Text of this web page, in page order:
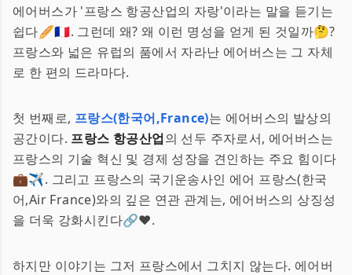
에어버스가 '프랑스 항공산업의 자랑'이라는 말을 듣기는
쉽다🥖🇫🇷. 그런데 왜? 왜 이런 명성을 얻게 된 것일까🤔?
프랑스와 넓은 유럽의 품에서 자라난 에어버스는 그 자체
로 한 편의 드라마다.
첫 번째로, 프랑스(한국어,France)는 에어버스의 발상의
공간이다. 프랑스 항공산업의 선두 주자로서, 에어버스는
프랑스의 기술 혁신 및 경제 성장을 견인하는 주요 힘이다
💼✈️. 그리고 프랑스의 국기운송사인 에어 프랑스(한국
어,Air France)와의 깊은 연관 관계는, 에어버스의 상징성
을 더욱 강화시킨다🔗❤️.
하지만 이야기는 그저 프랑스에서 그치지 않는다. 에어버